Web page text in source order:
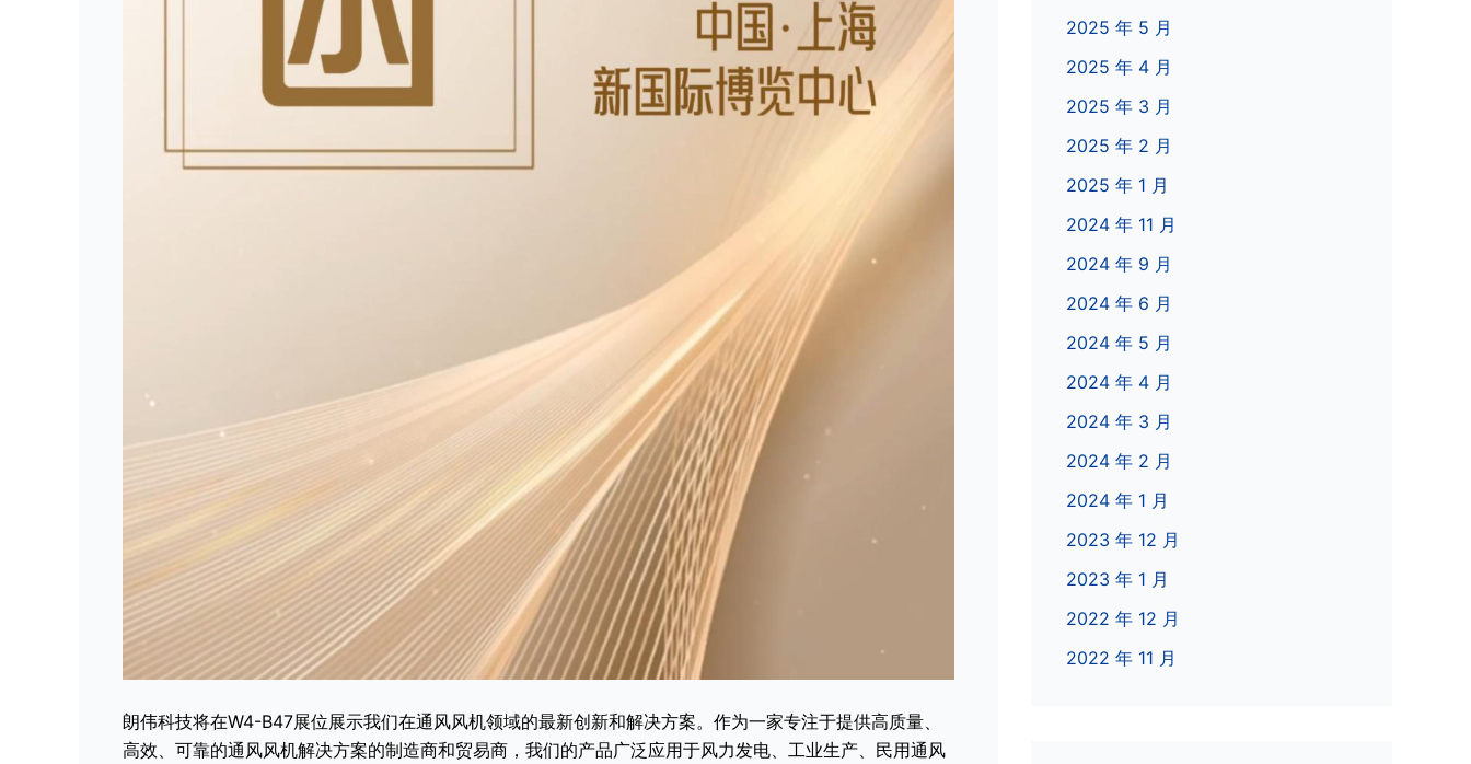
朗伟科技将在W4-B47展位展示我们在通风风机领域的最新创新和解决方案。作为一家专注于提供高质量、
高效、可靠的通风风机解决方案的制造商和贸易商，我们的产品广泛应用于风力发电、工业生产、民用通风
2025 年 5 月
2025 年 4 月
2025 年 3 月
2025 年 2 月
2025 年 1 月
2024 年 11 月
2024 年 9 月
2024 年 6 月
2024 年 5 月
2024 年 4 月
2024 年 3 月
2024 年 2 月
2024 年 1 月
2023 年 12 月
2023 年 1 月
2022 年 12 月
2022 年 11 月